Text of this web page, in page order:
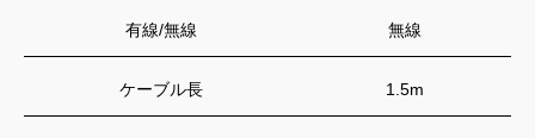
有線/無線 無線
ケーブル長 1.5m